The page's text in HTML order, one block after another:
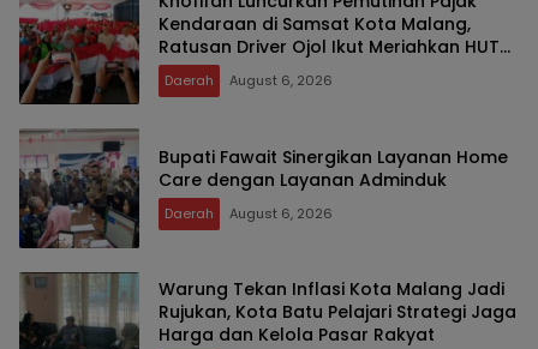
Kendaraan di Samsat Kota Malang,
Ratusan Driver Ojol Ikut Meriahkan HUT
RIDaerah August 6, 2026
Bupati Fawait Sinergikan Layanan Home
Care dengan Layanan Adminduk
Daerah August 6, 2026
Warung Tekan Inflasi Kota Malang Jadi
Rujukan, Kota Batu Pelajari Strategi Jaga
Harga dan Kelola Pasar Rakyat